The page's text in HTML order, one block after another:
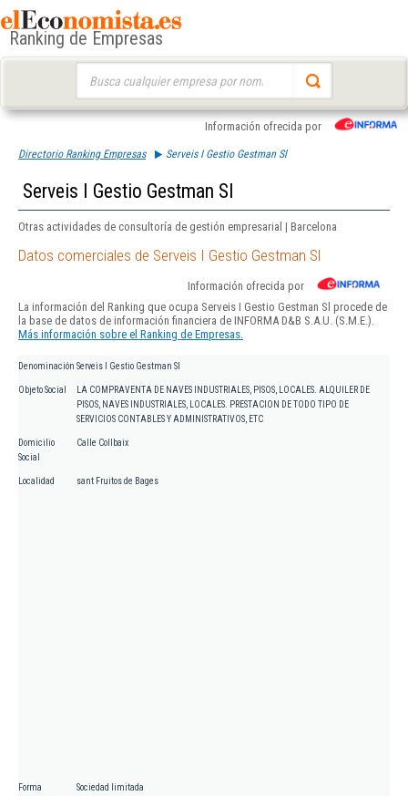
Ranking de Empresas
Información ofrecida por
Directorio Ranking Empresas Serveis I Gestio Gestman Sl
Serveis I Gestio Gestman Sl
Otras actividades de consultoría de gestión empresarial | Barcelona
Datos comerciales de Serveis I Gestio Gestman Sl
Información ofrecida por
La información del Ranking que ocupa Serveis I Gestio Gestman Sl procede de
la base de datos de información financiera de INFORMA D&B S.A.U. (S.M.E.).
Más información sobre el Ranking de Empresas.
Denominación Serveis I Gestio Gestman Sl
Objeto Social
LA COMPRAVENTA DE NAVES INDUSTRIALES, PISOS, LOCALES. ALQUILER DE
PISOS, NAVES INDUSTRIALES, LOCALES. PRESTACION DE TODO TIPO DE
SERVICIOS CONTABLES Y ADMINISTRATIVOS, ETC
Domicilio
Social
Calle Collbaix
Localidad sant Fruitos de Bages
Forma
Sociedad limitada